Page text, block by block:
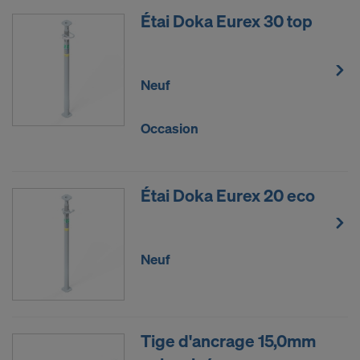
Étai Doka Eurex 30 top
Neuf
Occasion
Étai Doka Eurex 20 eco
Neuf
Tige d'ancrage 15,0mm